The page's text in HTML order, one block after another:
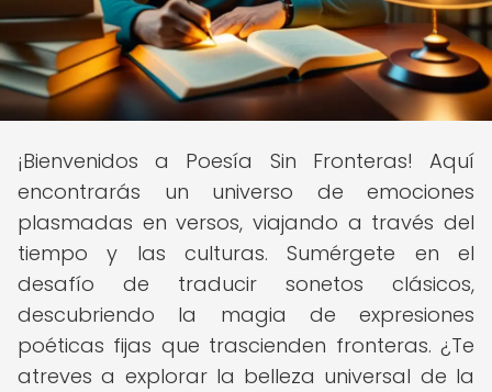
¡Bienvenidos a Poesía Sin Fronteras! Aquí
encontrarás un universo de emociones
plasmadas en versos, viajando a través del
tiempo y las culturas. Sumérgete en el
desafío de traducir sonetos clásicos,
descubriendo la magia de expresiones
poéticas fijas que trascienden fronteras. ¿Te
atreves a explorar la belleza universal de la